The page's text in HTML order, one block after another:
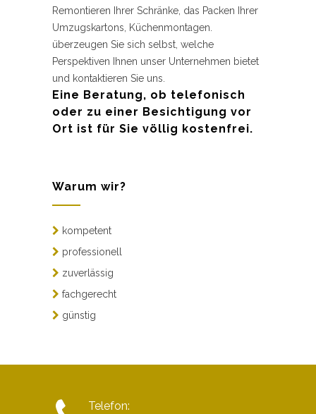
Remontieren Ihrer Schränke, das Packen Ihrer
Umzugskartons, Küchenmontagen.
überzeugen Sie sich selbst, welche
Perspektiven Ihnen unser Unternehmen bietet
und kontaktieren Sie uns.
Eine Beratung, ob telefonisch
oder zu einer Besichtigung vor
Ort ist für Sie völlig kostenfrei.
Warum wir?
kompetent
professionell
zuverlässig
fachgerecht
günstig
Telefon: